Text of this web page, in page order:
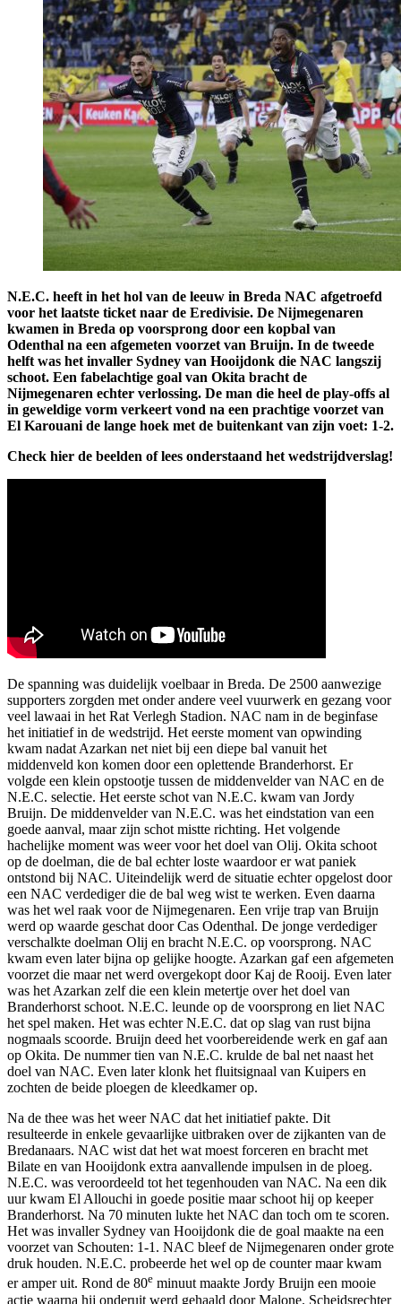
N.E.C. heeft in het hol van de leeuw in Breda NAC afgetroefd
voor het laatste ticket naar de Eredivisie. De Nijmegenaren
kwamen in Breda op voorsprong door een kopbal van
Odenthal na een afgemeten voorzet van Bruijn. In de tweede
helft was het invaller Sydney van Hooijdonk die NAC langszij
schoot. Een fabelachtige goal van Okita bracht de
Nijmegenaren echter verlossing. De man die heel de play-offs al
in geweldige vorm verkeert vond na een prachtige voorzet van
El Karouani de lange hoek met de buitenkant van zijn voet: 1-2.
Check hier de beelden of lees onderstaand het wedstrijdverslag!
De spanning was duidelijk voelbaar in Breda. De 2500 aanwezige
supporters zorgden met onder andere veel vuurwerk en gezang voor
veel lawaai in het Rat Verlegh Stadion. NAC nam in de beginfase
het initiatief in de wedstrijd. Het eerste moment van opwinding
kwam nadat Azarkan net niet bij een diepe bal vanuit het
middenveld kon komen door een oplettende Branderhorst. Er
volgde een klein opstootje tussen de middenvelder van NAC en de
N.E.C. selectie. Het eerste schot van N.E.C. kwam van Jordy
Bruijn. De middenvelder van N.E.C. was het eindstation van een
goede aanval, maar zijn schot mistte richting. Het volgende
hachelijke moment was weer voor het doel van Olij. Okita schoot
op de doelman, die de bal echter loste waardoor er wat paniek
ontstond bij NAC. Uiteindelijk werd de situatie echter opgelost door
een NAC verdediger die de bal weg wist te werken. Even daarna
was het wel raak voor de Nijmegenaren. Een vrije trap van Bruijn
werd op waarde geschat door Cas Odenthal. De jonge verdediger
verschalkte doelman Olij en bracht N.E.C. op voorsprong. NAC
kwam even later bijna op gelijke hoogte. Azarkan gaf een afgemeten
voorzet die maar net werd overgekopt door Kaj de Rooij. Even later
was het Azarkan zelf die een klein metertje over het doel van
Branderhorst schoot. N.E.C. leunde op de voorsprong en liet NAC
het spel maken. Het was echter N.E.C. dat op slag van rust bijna
nogmaals scoorde. Bruijn deed het voorbereidende werk en gaf aan
op Okita. De nummer tien van N.E.C. krulde de bal net naast het
doel van NAC. Even later klonk het fluitsignaal van Kuipers en
zochten de beide ploegen de kleedkamer op.
Na de thee was het weer NAC dat het initiatief pakte. Dit
resulteerde in enkele gevaarlijke uitbraken over de zijkanten van de
Bredanaars. NAC wist dat het wat moest forceren en bracht met
Bilate en van Hooijdonk extra aanvallende impulsen in de ploeg.
N.E.C. was veroordeeld tot het tegenhouden van NAC. Na een dik
uur kwam El Allouchi in goede positie maar schoot hij op keeper
Branderhorst. Na 70 minuten lukte het NAC dan toch om te scoren.
Het was invaller Sydney van Hooijdonk die de goal maakte na een
voorzet van Schouten: 1-1. NAC bleef de Nijmegenaren onder grote
druk houden. N.E.C. probeerde het wel op de counter maar kwam
er amper uit. Rond de 80e minuut maakte Jordy Bruijn een mooie
actie waarna hij onderuit werd gehaald door Malone. Scheidsrechter